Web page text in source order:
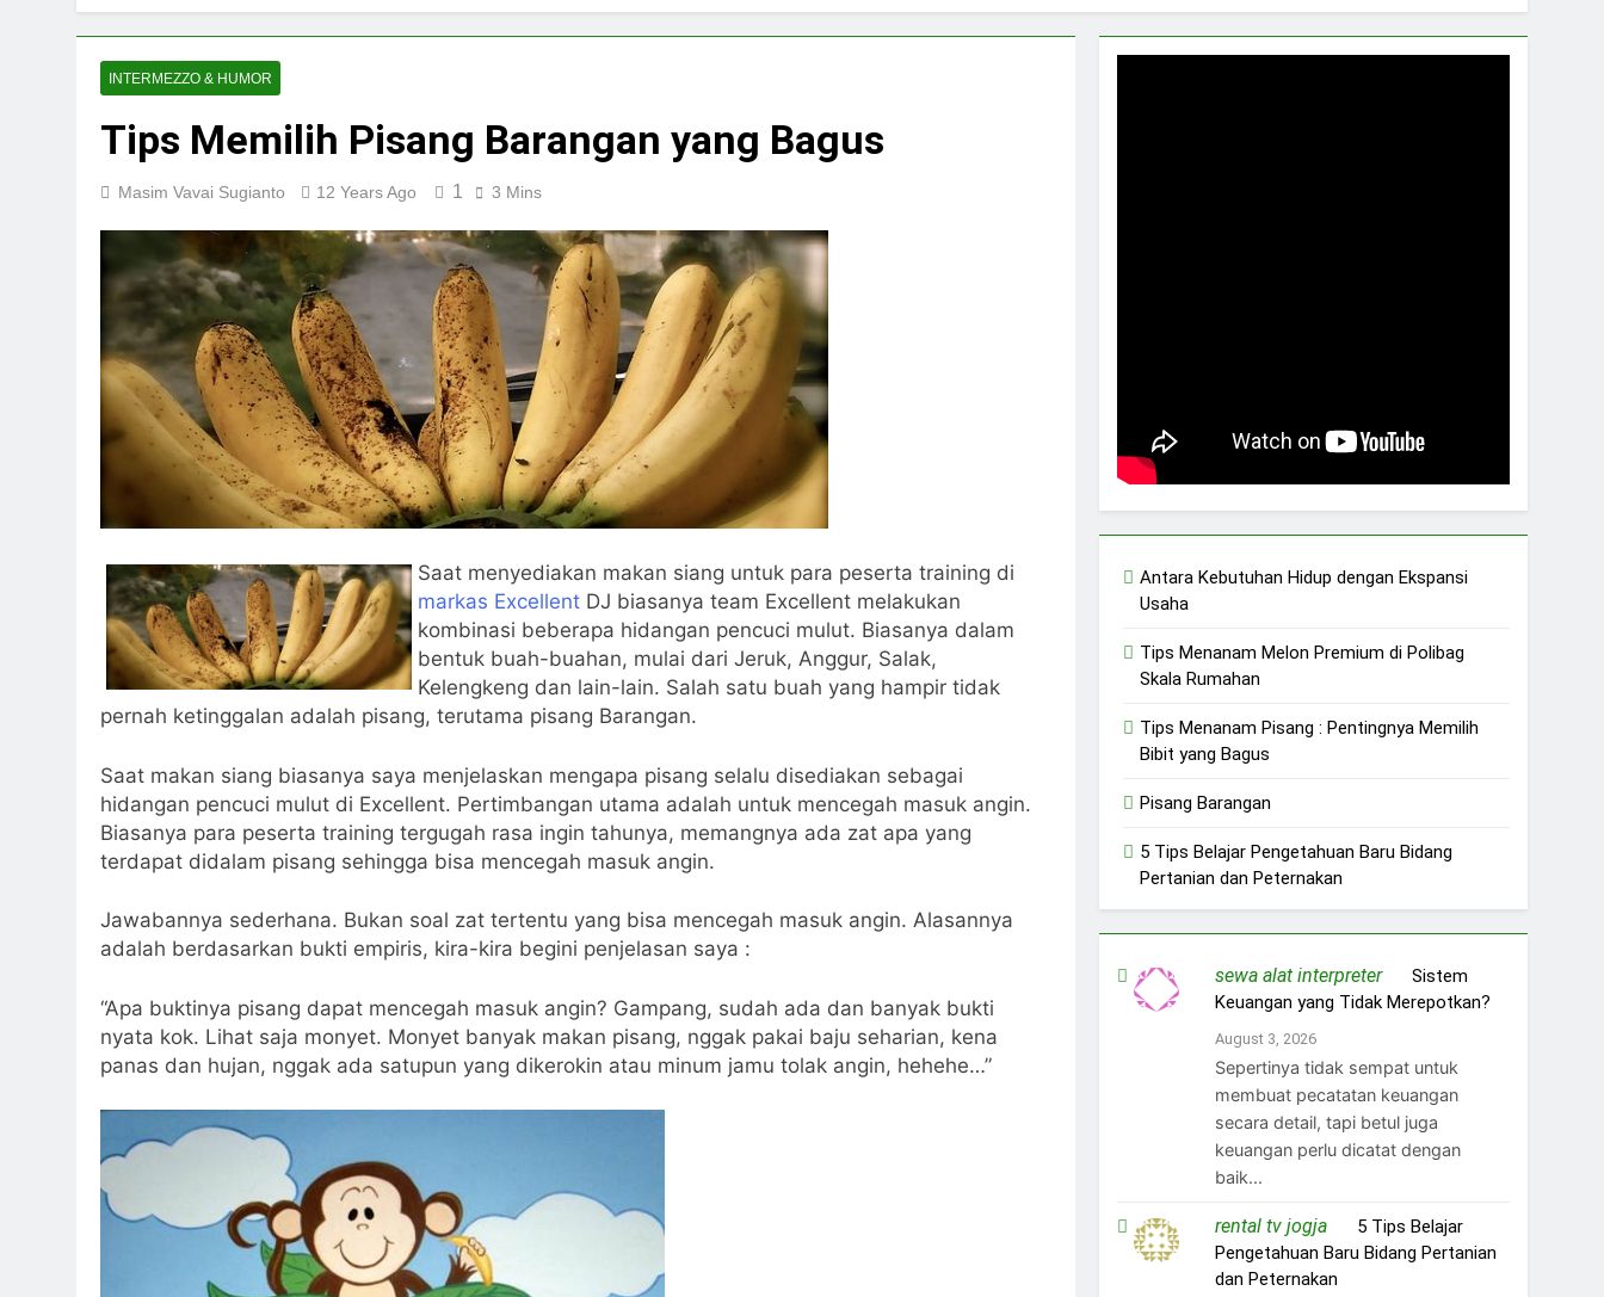
INTERMEZZO & HUMOR
Tips Memilih Pisang Barangan yang Bagus
Masim Vavai Sugianto 12 Years Ago 1 3 Mins
Saat menyediakan makan siang untuk para peserta training di
markas Excellent DJ biasanya team Excellent melakukan
kombinasi beberapa hidangan pencuci mulut. Biasanya dalam
bentuk buah-buahan, mulai dari Jeruk, Anggur, Salak,
Kelengkeng dan lain-lain. Salah satu buah yang hampir tidak
pernah ketinggalan adalah pisang, terutama pisang Barangan.
Saat makan siang biasanya saya menjelaskan mengapa pisang selalu disediakan sebagai
hidangan pencuci mulut di Excellent. Pertimbangan utama adalah untuk mencegah masuk angin.
Biasanya para peserta training tergugah rasa ingin tahunya, memangnya ada zat apa yang
terdapat didalam pisang sehingga bisa mencegah masuk angin.
Jawabannya sederhana. Bukan soal zat tertentu yang bisa mencegah masuk angin. Alasannya
adalah berdasarkan bukti empiris, kira-kira begini penjelasan saya :
“Apa buktinya pisang dapat mencegah masuk angin? Gampang, sudah ada dan banyak bukti
nyata kok. Lihat saja monyet. Monyet banyak makan pisang, nggak pakai baju seharian, kena
panas dan hujan, nggak ada satupun yang dikerokin atau minum jamu tolak angin, hehehe…”
Antara Kebutuhan Hidup dengan Ekspansi
Usaha
Tips Menanam Melon Premium di Polibag
Skala Rumahan
Tips Menanam Pisang : Pentingnya Memilih
Bibit yang Bagus
Pisang Barangan
5 Tips Belajar Pengetahuan Baru Bidang
Pertanian dan Peternakan
sewa alat interpreteron Sistem
Keuangan yang Tidak Merepotkan?
August 3, 2026
Sepertinya tidak sempat untuk
membuat pecatatan keuangan
secara detail, tapi betul juga
keuangan perlu dicatat dengan
baik...
rental tv jogjaon 5 Tips Belajar
Pengetahuan Baru Bidang Pertanian
dan Peternakan